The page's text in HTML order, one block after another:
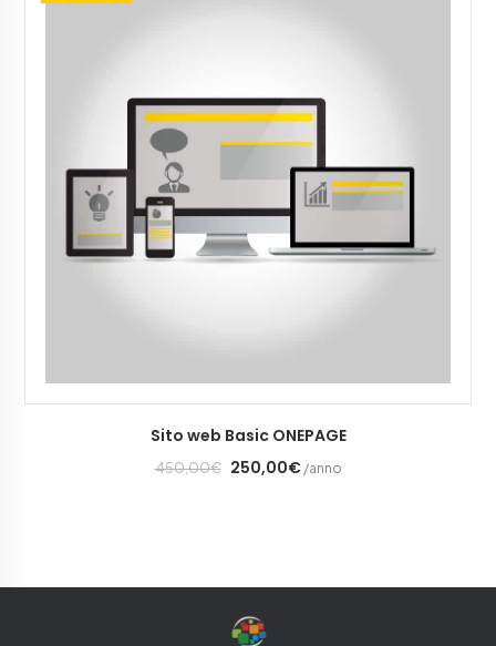
AGGIUNGI AL CARRELLO
Sito web Basic ONEPAGE
450,00€ 250,00€ /anno